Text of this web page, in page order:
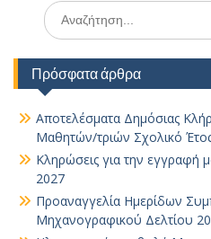
Search
for:
Πρόσφατα άρθρα
Αποτελέσματα Δημόσιας
Μαθητών/τριών Σχολικό
Κληρώσεις για την εγγραφή
2027
Προαναγγελία Ημερίδων
Μηχανογραφικού Δελτίου